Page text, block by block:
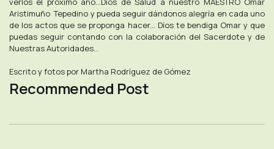
Aristimuño Tepedino y pueda seguir dándonos alegría en cada uno
de los actos que se proponga hacer... Díos te bendiga Omar y que
puedas seguir contando con la colaboración del Sacerdote y de
Nuestras Autoridades...
Escrito y fotos por Martha Rodríguez de Gómez
Recommended Post